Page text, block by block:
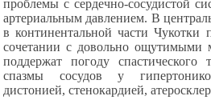
проблемы с сердечно-сосудистой
артериальным давлением. В
в континентальной части
сочетании с довольно ощутимыми
поддержат погоду спастического
спазмы сосудов у
дистонией, стенокардией,